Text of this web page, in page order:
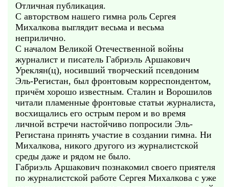
Отличная публикация.
С авторством нашего гимна роль Сергея
Михалкова выглядит весьма и весьма
неприлично.
С началом Великой Отечественной войны
журналист и писатель Габриэль Аршакович
Уреклян(ц), носивший творческий псевдоним
Эль-Регистан, был фронтовым корреспондентом,
причём хорошо известным. Сталин и Ворошилов
читали пламенные фронтовые статьи журналиста,
восхищались его острым пером и во время
личной встречи настойчиво попросили Эль-
Регистана принять участие в создании гимна. Ни
Михалкова, никого другого из журналистской
среды даже и рядом не было.
Габриэль Аршакович познакомил своего приятеля
по журналистской работе Сергея Михалкова с уже